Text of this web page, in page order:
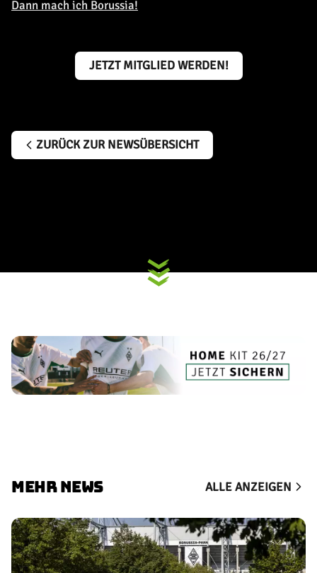
Dann mach ich Borussia!
JETZT MITGLIED WERDEN!
ZURÜCK ZUR NEWSÜBERSICHT
MEHR NEWS ALLE ANZEIGEN